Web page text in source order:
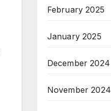
February 2025
January 2025
December 2024
November 2024